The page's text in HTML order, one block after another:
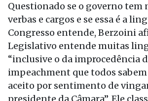
Questionado se o governo tem
verbas e cargos e se essa é a
Congresso entende, Berzoini
Legislativo entende muitas
“inclusive o da improcedência
impeachment que todos
aceito por sentimento de